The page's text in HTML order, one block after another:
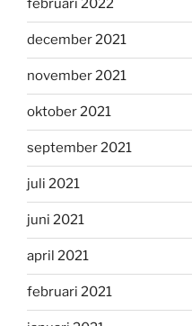
februari 2022
december 2021
november 2021
oktober 2021
september 2021
juli 2021
juni 2021
april 2021
februari 2021